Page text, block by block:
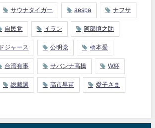
サウナタイガー aespa ナフサ
自民党 イラン 阿部慎之助
ドジャース 公明党 橋本愛
台湾有事 サバンナ高橋 W杯
総裁選 高市早苗 愛子さま